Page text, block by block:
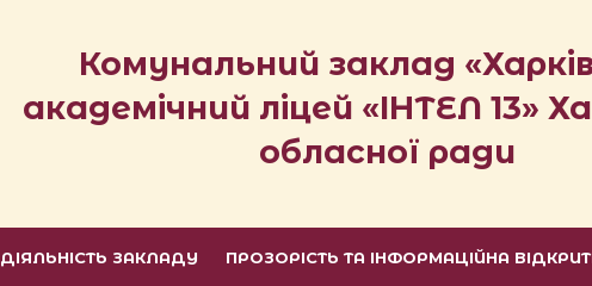
Комунальний заклад
академічний ліцей «ІНТЕЛ 13»
обласної ради
ДІЯЛЬНІСТЬ ЗАКЛАДУ ПРОЗОРІСТЬ ТА ІНФОРМАЦІЙНА